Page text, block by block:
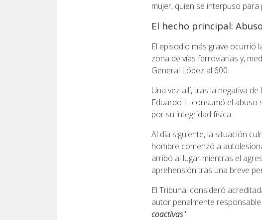
mujer, quien se interpuso
El hecho principal:
El episodio más grave ocurrió
zona de vías ferroviarias y,
General López al 600.
Una vez allí, tras la negativa
Eduardo L. consumó el abuso
por su integridad física.
Al día siguiente, la situación
hombre comenzó a
arribó al lugar mientras el
aprehensión tras una breve
El Tribunal consideró
autor penalmente
coactivas".